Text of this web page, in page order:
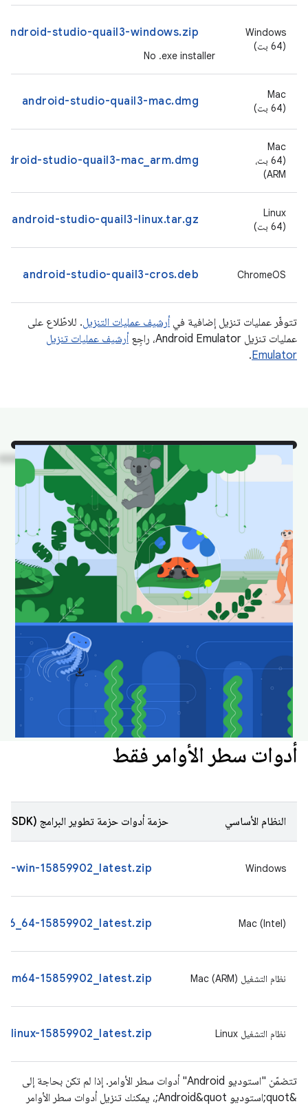
‫Windows
(64 بت)
android-studio-quail3-windows.zip
No .exe installer
‫Mac
(64 بت)
android-studio-quail3-mac.dmg
‫Mac
(64 بت،
ARM)
studio-quail3-mac_arm.dmg
‫Linux
(64 بت)
android-studio-quail3-linux.tar.gz
ChromeOS
android-studio-quail3-cros.deb
تتوفّر عمليات تنزيل إضافية في أرشيف عمليات التنزيل. للاطّلاع على
عمليات تنزيل Android Emulator، راجِع
أرشيف عمليات تنزيل
Emulator
.
وهي تعرض بعض
الحيوانات المفضّلة لدينا في
"استوديو Android" في موائلها
الطبيعية.
يمكنك تنزيلها وضبطها كخلفية للحفاظ على مظهر سطح المكتب
الممتع والحديث.
تنزيل خلفيات "استوديو Android" download
أدوات سطر الأوامر فقط
النظام الأساسي حزمة أدوات حزمة تطوير البرامج (SDK)
Windows
win-15859902_latest.zip
Mac (Intel)
15859902_latest.zip
نظام التشغيل Mac (ARM) 15859902_latest.zip
نظام التشغيل Linux linux-15859902_latest.zip
تتضمّن "استوديو Android" أدوات سطر الأوامر. إذا لم تكن بحاجة إلى
&quot;استوديو Android&quot;، يمكنك تنزيل أدوات سطر الأوامر